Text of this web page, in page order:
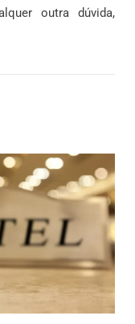
outra dúvida,